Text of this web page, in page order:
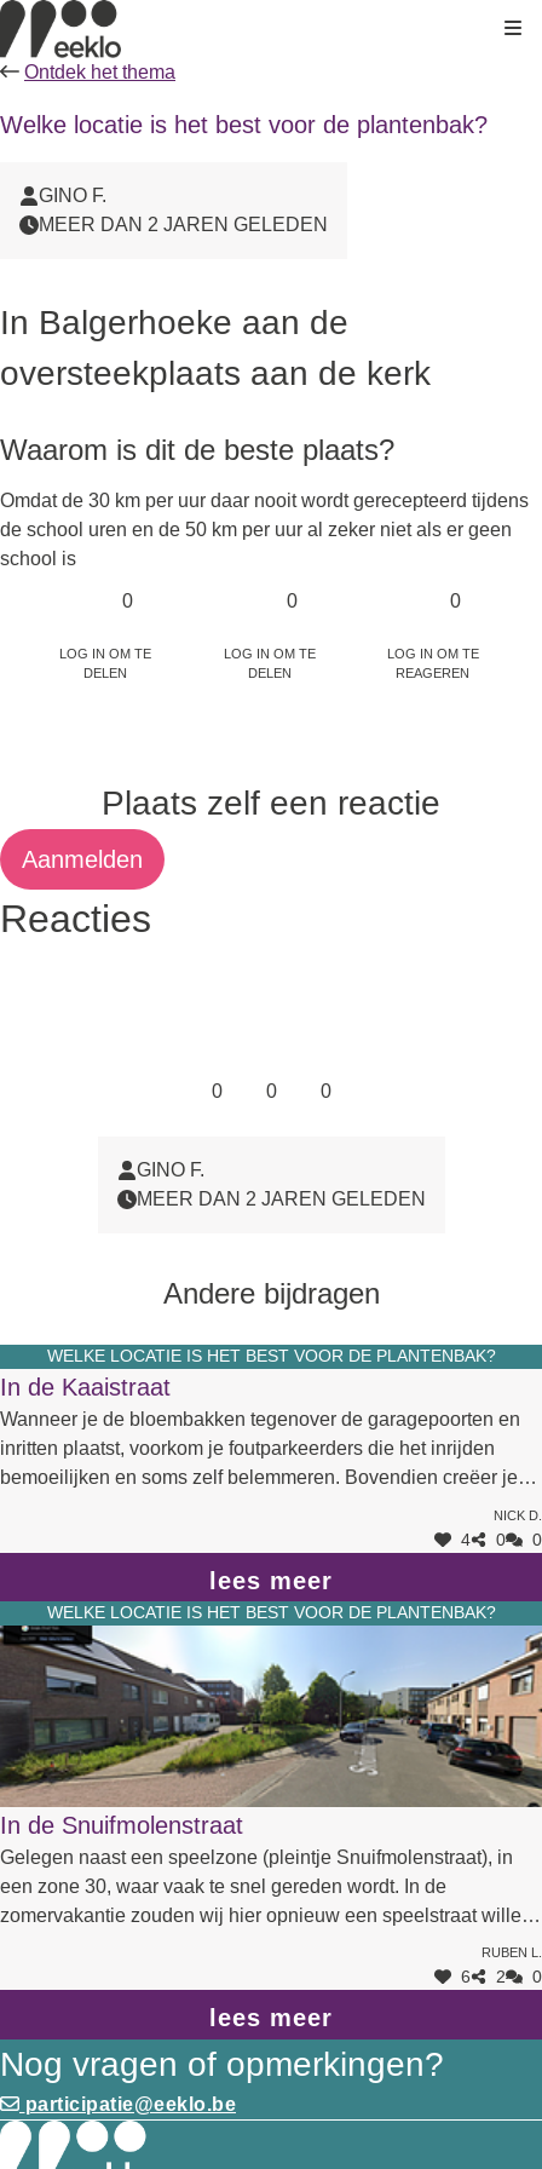
Ontdek het thema
Welke locatie is het best voor de plantenbak?
GINO F.
MEER DAN 2 JAREN GELEDEN
In Balgerhoeke aan de
oversteekplaats aan de kerk
Waarom is dit de beste plaats?
Omdat de 30 km per uur daar nooit wordt gerecepteerd tijdens
de school uren en de 50 km per uur al zeker niet als er geen
school is
0
Log in om te
delen
0
Log in om te
delen
0
Log in om te
reageren
Plaats zelf een reactie
Aanmelden
Reacties
0 0 0
GINO F.
MEER DAN 2 JAREN GELEDEN
Andere bijdragen
WELKE LOCATIE IS HET BEST VOOR DE PLANTENBAK?
In de Kaaistraat
Wanneer je de bloembakken tegenover de garagepoorten en
inritten plaatst, voorkom je foutparkeerders die het inrijden
bemoeilijken en soms zelf belemmeren. Bovendien creëer je
zo ook asverschuivingen die de snelheid remmen. En nu de
grote bomen op de Rijkswachtsite sneuvelen is extra groen in
Nick D.
4 0 0
lees meer
WELKE LOCATIE IS HET BEST VOOR DE PLANTENBAK?
In de Snuifmolenstraat
Gelegen naast een speelzone (pleintje Snuifmolenstraat), in
een zone 30, waar vaak te snel gereden wordt. In de
zomervakantie zouden wij hier opnieuw een speelstraat willen
aanvragen. De plantenbakken zouden dan wel handig zijn om
Ruben L.
6 2 0
lees meer
Nog vragen of opmerkingen?
participatie@eeklo.be